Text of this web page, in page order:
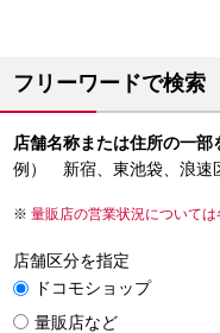
フリーワードで検索
店舗名称または住所の一部
例） 新宿、東池袋、浪速
量販店の営業状況については
店舗区分を指定
ドコモショップ
量販店など